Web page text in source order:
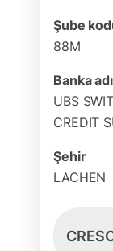
Şube
88M
Banka adı
UBS
CREDIT
Şehir
LACHEN